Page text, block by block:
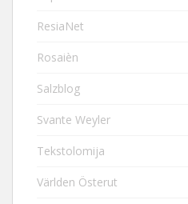
ResiaNet
Rosaièn
Salzblog
Svante Weyler
Tekstolomija
Världen Österut